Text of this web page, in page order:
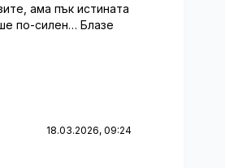
ама пък истината
по-силен… Блазе
18.03.2026, 09:24